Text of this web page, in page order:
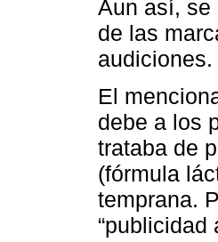
Aun así, se
de las
audiciones.
El
debe a los
trataba de
(fórmula
temprana.
“publicidad